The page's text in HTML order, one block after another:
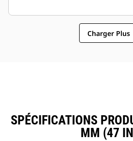
Charger Plus
SPÉCIFICATIONS
MM (47